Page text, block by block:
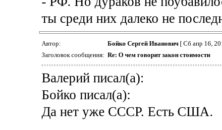
ты среди них далеко не
Автор: Бойко Сергей Иванович[ Сб апр 16,
Заголовок сообщения: Re: О чем говорит закон стоимости
Валерий писал(а):
Бойко писал(а):
Да нет уже СССР. Есть США.